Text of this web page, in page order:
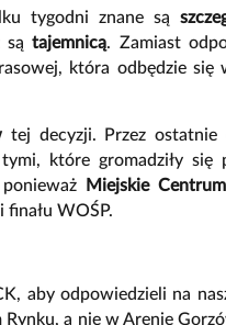
tygodni znane są
sątajemnicą. Zamiast
która odbędzie się
tej decyzji. Przez ostatnie
które gromadziły się
Miejskie
finału WOŚP.
aby odpowiedzieli na
a nie w Arenie